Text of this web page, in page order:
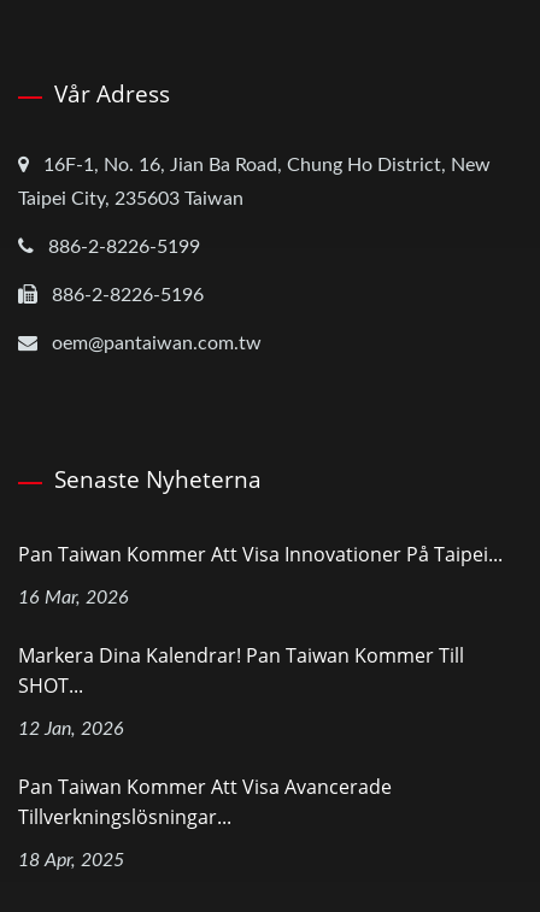
Vår Adress
16F-1, No. 16, Jian Ba Road, Chung Ho District, New
Taipei City, 235603 Taiwan
886-2-8226-5199
886-2-8226-5196
oem@pantaiwan.com.tw
Senaste Nyheterna
Pan Taiwan Kommer Att Visa Innovationer På Taipei...
16 Mar, 2026
Markera Dina Kalendrar! Pan Taiwan Kommer Till
SHOT...
12 Jan, 2026
Pan Taiwan Kommer Att Visa Avancerade
Tillverkningslösningar...
18 Apr, 2025